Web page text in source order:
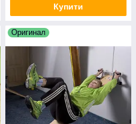
Купити
Оригинал